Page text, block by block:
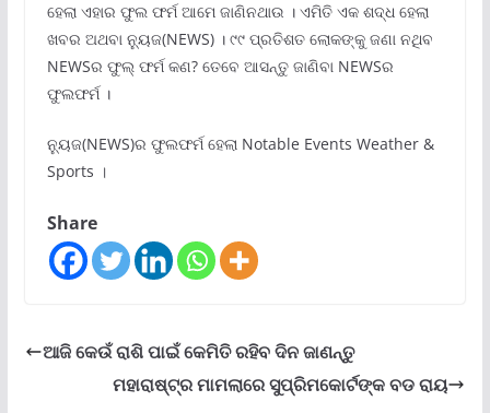
ହେଲା ଏହାର ଫୁଲ ଫର୍ମ ଆମେ ଜାଣିନଥାଉ । ଏମିତି ଏକ ଶଦ୍ଧ ହେଲା
ଖବର ଅଥବା ନ୍ୟୁଜ(NEWS) । ୯୯ ପ୍ରତିଶତ ଲୋକଙ୍କୁ ଜଣା ନଥିବ
NEWSର ଫୁଲ୍ ଫର୍ମ କଣ? ତେବେ ଆସନ୍ତୁ ଜାଣିବା NEWSର
ଫୁଲଫର୍ମ ।
ନ୍ୟୁଜ(NEWS)ର ଫୁଲଫର୍ମ ହେଲା Notable Events Weather &
Sports ।
Share
ଆଜି କେଉଁ ରାଶି ପାଇଁ କେମିତି ରହିବ ଦିନ ଜାଣନ୍ତୁ
ମହାରାଷ୍ଟ୍ର ମାମଲାରେ ସୁପ୍ରିମକୋର୍ଟଙ୍କ ବଡ ରାୟ